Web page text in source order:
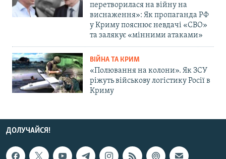
перетворилася на війну на
виснаження»: Як пропаганда РФ
у Криму пояснює невдачі «СВО»
та залякує «мінними атаками»
ВІЙНА ТА КРИМ
«Полювання на колони». Як ЗСУ
ріжуть військову логістику Росії в
Криму
ДОЛУЧАЙСЯ!